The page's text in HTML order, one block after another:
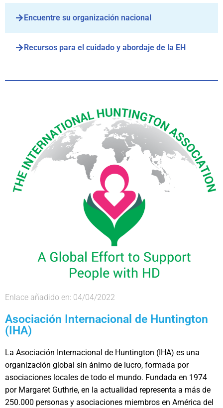
Encuentre su organización nacional
Recursos para el cuidado y abordaje de la EH
Enlace añadido en: 04/04/2022
Asociación Internacional de Huntington
(IHA)
La Asociación Internacional de Huntington (IHA) es una
organización global sin ánimo de lucro, formada por
asociaciones locales de todo el mundo. Fundada en 1974
por Margaret Guthrie, en la actualidad representa a más de
250.000 personas y asociaciones miembros en América del